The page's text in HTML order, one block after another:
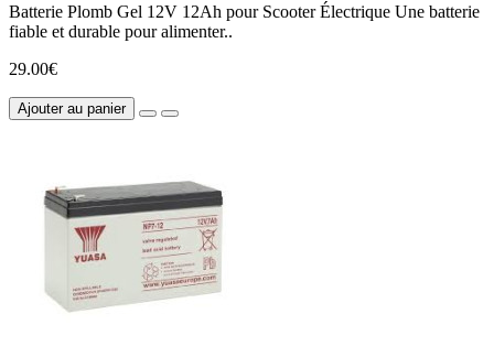
Batterie Plomb Gel 12V 12Ah pour Scooter Électrique Une batterie
fiable et durable pour alimenter..
29.00€
Ajouter au panier